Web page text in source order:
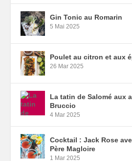
Gin Tonic au Romarin
5 Mai 2025
Poulet au citron et aux
26 Mar 2025
La tatin de Salomé aux
Bruccio
4 Mar 2025
Cocktail : Jack Rose
Père Magloire
1 Mar 2025